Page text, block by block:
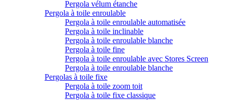
Pergola vélum étanche
Pergola à toile enroulable
Pergola à toile enroulable automatisée
Pergola à toile inclinable
Pergola à toile enroulable blanche
Pergola à toile fine
Pergola à toile enroulable avec Stores Screen
Pergola à toile enroulable blanche
Pergolas à toile fixe
Pergola à toile zoom toit
Pergola à toile fixe classique